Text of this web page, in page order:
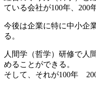
ている会社が100年、200
今後は企業に特に中小企
る。
人間学（哲学）研修で人
めることができる。
そして、それが100年